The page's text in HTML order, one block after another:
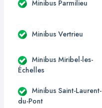
Minibus Parmilieu
Minibus Vertrieu
Minibus Miribel-les-
Échelles
Minibus Saint-Laurent-
du-Pont